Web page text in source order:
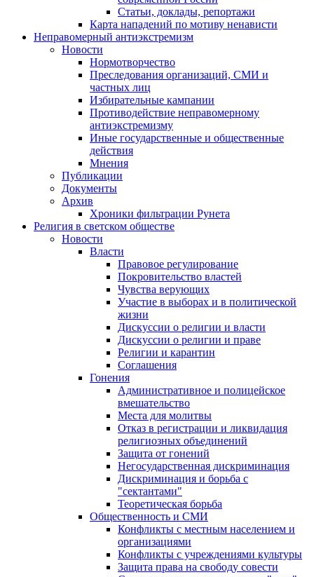
Статьи, доклады, репортажи
Карта нападений по мотиву ненависти
Неправомерный антиэкстремизм
Новости
Нормотворчество
Преследования организаций, СМИ и
частных лиц
Избирательные кампании
Противодействие неправомерному
антиэкстремизму
Иные государственные и общественные
действия
Мнения
Публикации
Документы
Архив
Хроники фильтрации Рунета
Религия в светском обществе
Новости
Власти
Правовое регулирование
Покровительство властей
Чувства верующих
Участие в выборах и в политической
жизни
Дискуссии о религии и власти
Дискуссии о религии и праве
Религии и карантин
Соглашения
Гонения
Административное и полицейское
вмешательство
Места для молитвы
Отказ в регистрации и ликвидация
религиозных объединений
Защита от гонений
Негосударственная дискриминация
Дискриминация и борьба с
"сектантами"
Теоретическая борьба
Общественность и СМИ
Конфликты с местным населением и
организациями
Конфликты с учреждениями культуры
Защита права на свободу совести